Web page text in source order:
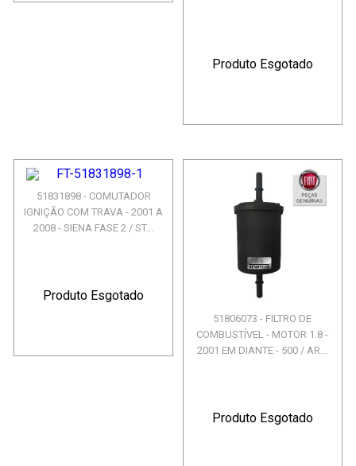
Produto Esgotado
51831898 - COMUTADOR
IGNIÇÃO COM TRAVA - 2001 A
2008 - SIENA FASE 2 / ST...
Produto Esgotado
51806073 - FILTRO DE
COMBUSTÍVEL - MOTOR 1.8 -
2001 EM DIANTE - 500 / AR...
Produto Esgotado